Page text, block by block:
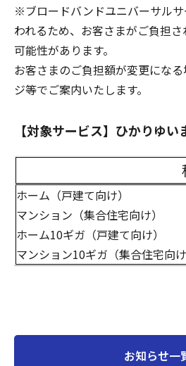
※ブロードバンドユニバーサル
われるため、お客さまがご負担
可能性があります。
お客さまのご負担額が変更にな
ジ等でご案内いたします。
【対象サービス】ひかりゆい
ホーム（戸建て向け）
マンション（集合住宅向け）
ホーム10ギガ（戸建て向け）
マンション10ギガ（集合住宅向け
お知らせ一